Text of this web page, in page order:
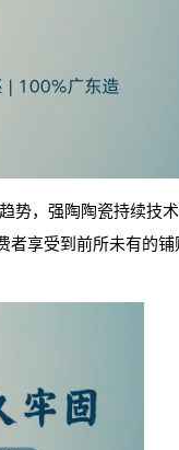
势，强陶陶瓷持续技
享受到前所未有的铺